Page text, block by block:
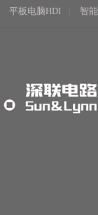
平板电脑HDI 智